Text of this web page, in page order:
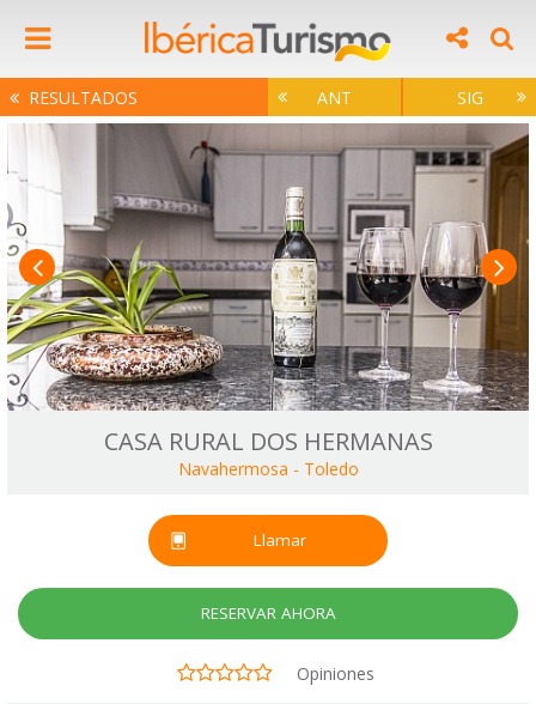
RESULTADOS ANT SIG
CASA RURAL DOS HERMANAS
Navahermosa - Toledo
Llamar
RESERVAR AHORA
Opiniones